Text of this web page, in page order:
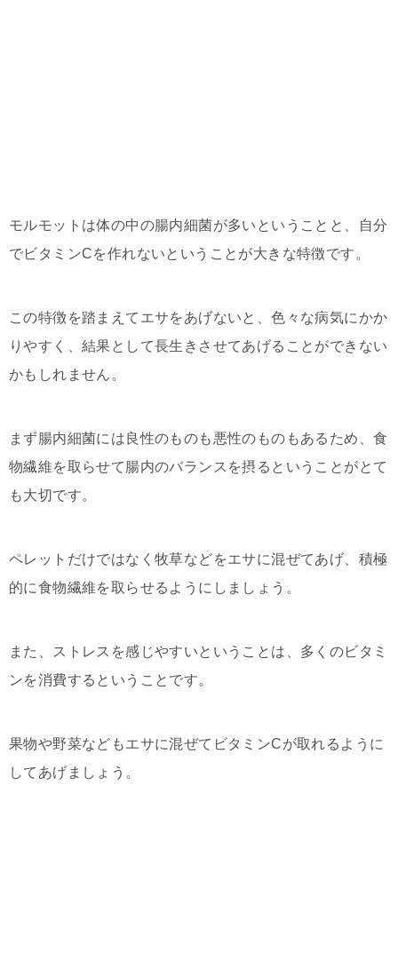
モルモットは体の中の腸内細菌が多いということと、自分
でビタミンCを作れないということが大きな特徴です。
この特徴を踏まえてエサをあげないと、色々な病気にかか
りやすく、結果として長生きさせてあげることができない
かもしれません。
まず腸内細菌には良性のものも悪性のものもあるため、食
物繊維を取らせて腸内のバランスを摂るということがとて
も大切です。
ペレットだけではなく牧草などをエサに混ぜてあげ、積極
的に食物繊維を取らせるようにしましょう。
また、ストレスを感じやすいということは、多くのビタミ
ンを消費するということです。
果物や野菜などもエサに混ぜてビタミンCが取れるように
してあげましょう。